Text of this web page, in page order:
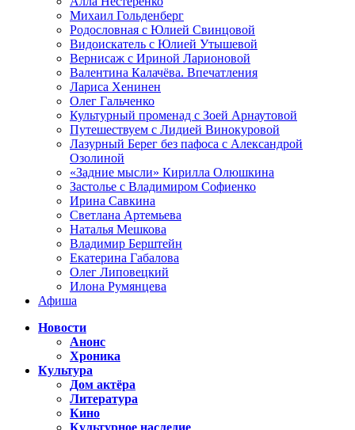
Михаил Гольденберг
Родословная с Юлией Свинцовой
Видоискатель с Юлией Утышевой
Вернисаж с Ириной Ларионовой
Валентина Калачёва. Впечатления
Лариса Хенинен
Олег Гальченко
Культурный променад с Зоей Арнаутовой
Путешествуем с Лидией Винокуровой
Лазурный Берег без пафоса с Александрой
Озолиной
«Задние мысли» Кирилла Олюшкина
Застолье с Владимиром Софиенко
Ирина Савкина
Светлана Артемьева
Наталья Мешкова
Владимир Берштейн
Екатерина Габалова
Олег Липовецкий
Илона Румянцева
Афиша
Новости
Анонс
Хроника
Культура
Дом актёра
Литература
Кино